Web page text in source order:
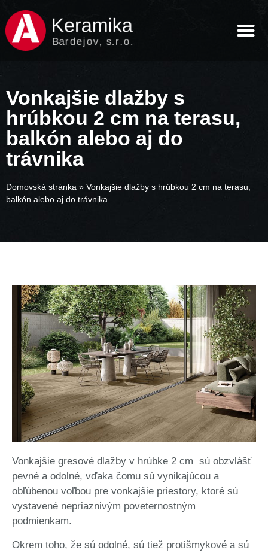
Vonkajšie dlažby s
hrúbkou 2 cm na terasu,
balkón alebo aj do
trávnika
Domovská stránka » Vonkajšie dlažby s hrúbkou 2 cm na terasu,
balkón alebo aj do trávnika
Vonkajšie gresové dlažby v hrúbke 2 cm sú obzvlášť
pevné a odolné, vďaka čomu sú vynikajúcou a
obľúbenou voľbou pre vonkajšie priestory, ktoré sú
vystavené nepriaznivým poveternostným
podmienkam.
Okrem toho, že sú odolné, sú tiež protišmykové a sú